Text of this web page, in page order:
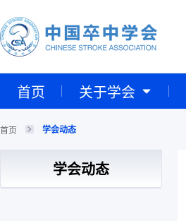
首页 关于学会
首页 学会动态
学会动态